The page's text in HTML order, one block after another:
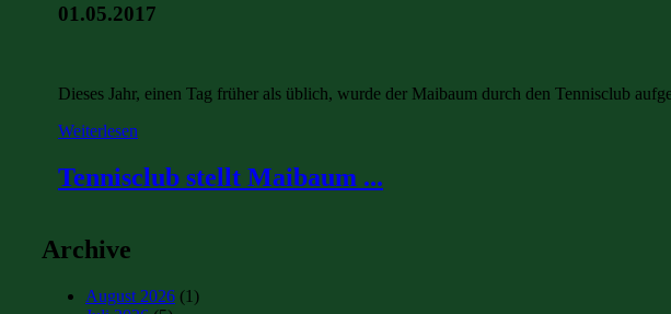
01.05.2017
Dieses Jahr, einen Tag früher als üblich, wurde der Maibaum durch den Tennisclub
Weiterlesen
Tennisclub stellt Maibaum ...
Archive
August 2026 (1)